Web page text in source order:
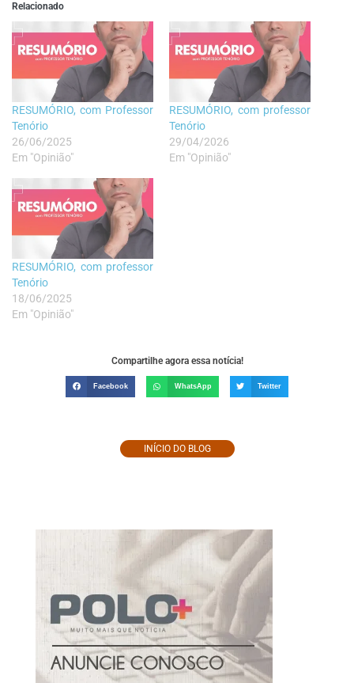
Relacionado
RESUMÓRIO, com Professor
Tenório
26/06/2025
Em "Opinião"
RESUMÓRIO, com professor
Tenório
29/04/2026
Em "Opinião"
RESUMÓRIO, com professor
Tenório
18/06/2025
Em "Opinião"
Compartilhe agora essa notícia!
Facebook WhatsApp Twitter
INÍCIO DO BLOG